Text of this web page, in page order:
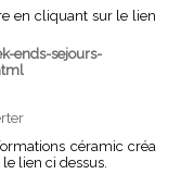
en cliquant sur le lien
ends-sejours-
céramic créa
lien ci dessus.